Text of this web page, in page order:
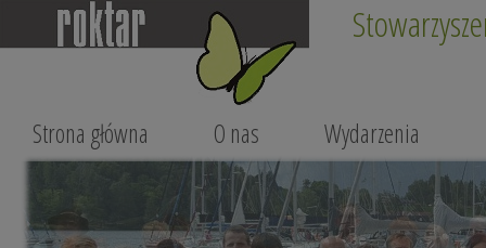
Strona główna O nas Wydarzenia